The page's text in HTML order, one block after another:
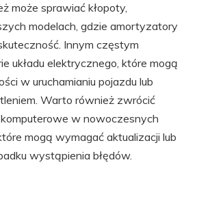
może sprawiać kłopoty,
modelach, gdzie amortyzatory
Innym częstym
układu elektrycznego, które mogą
w uruchamianiu pojazdu lub
Warto również zwrócić
w nowoczesnych
mogą wymagać aktualizacji lub
wystąpienia błędów.